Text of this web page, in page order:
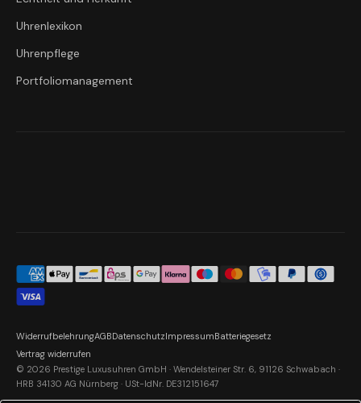
Uhrenlexikon
Uhrenpflege
Portfoliomanagement
© 2026 Prestige Luxusuhren GmbH · Wendelsteiner Str. 6, 91126 Schwabach ·
HRB 34130 AG Nürnberg · USt-IdNr. DE312151647
WiderrufbelehrungAGBDatenschutzImpressumBatteriegesetz
Vertrag widerrufen